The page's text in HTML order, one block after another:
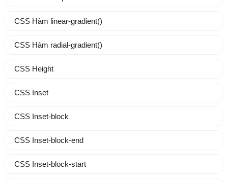
CSS Hàm linear-gradient()
CSS Hàm radial-gradient()
CSS Height
CSS Inset
CSS Inset-block
CSS Inset-block-end
CSS Inset-block-start